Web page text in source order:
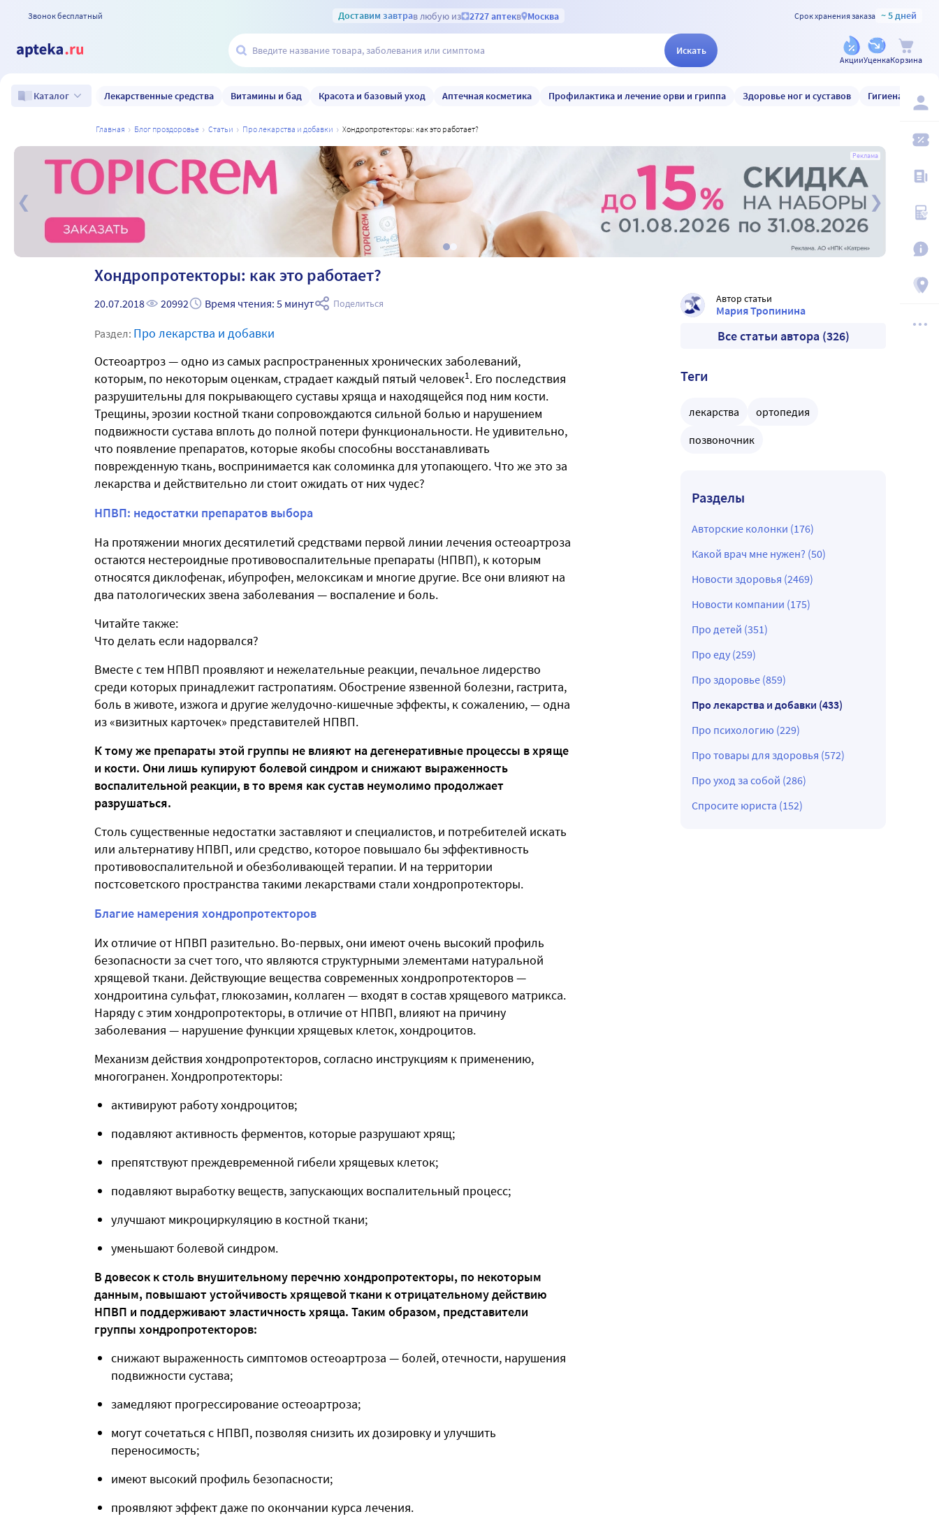
Звонок бесплатный Доставим завтрав любую из 2727 аптекв Москва Срок хранения заказа ~ 5 дней
Искать
АкцииУценкаКорзина
Каталог Лекарственные средства Витамины и бад Красота и базовый уход Аптечная косметика Профилактика и лечение орви и гриппа Здоровье ног и суставов Гигиена и уход
главная блог проздоровье статьи про лекарства и добавки хондропротекторы: как это работает?
Реклама
Хондропротекторы: как это работает?
20.07.2018 20992 Время чтения: 5 минут Поделиться
Раздел: Про лекарства и добавки
Остеоартроз — одно из самых распространенных хронических заболеваний,
которым, по некоторым оценкам, страдает каждый пятый человек1. Его последствия
разрушительны для покрывающего суставы хряща и находящейся под ним кости.
Трещины, эрозии костной ткани сопровождаются сильной болью и нарушением
подвижности сустава вплоть до полной потери функциональности. Не удивительно,
что появление препаратов, которые якобы способны восстанавливать
поврежденную ткань, воспринимается как соломинка для утопающего. Что же это за
лекарства и действительно ли стоит ожидать от них чудес?
НПВП: недостатки препаратов выбора
На протяжении многих десятилетий средствами первой линии лечения остеоартроза
остаются нестероидные противовоспалительные препараты (НПВП), к которым
относятся диклофенак, ибупрофен, мелоксикам и многие другие. Все они влияют на
два патологических звена заболевания — воспаление и боль.
Читайте также:
Что делать если надорвался?
Вместе с тем НПВП проявляют и нежелательные реакции, печальное лидерство
среди которых принадлежит гастропатиям. Обострение язвенной болезни, гастрита,
боль в животе, изжога и другие желудочно-кишечные эффекты, к сожалению, — одна
из «визитных карточек» представителей НПВП.
К тому же препараты этой группы не влияют на дегенеративные процессы в хряще
и кости. Они лишь купируют болевой синдром и снижают выраженность
воспалительной реакции, в то время как сустав неумолимо продолжает
разрушаться.
Столь существенные недостатки заставляют и специалистов, и потребителей искать
или альтернативу НПВП, или средство, которое повышало бы эффективность
противовоспалительной и обезболивающей терапии. И на территории
постсоветского пространства такими лекарствами стали хондропротекторы.
Благие намерения хондропротекторов
Их отличие от НПВП разительно. Во-первых, они имеют очень высокий профиль
безопасности за счет того, что являются структурными элементами натуральной
хрящевой ткани. Действующие вещества современных хондропротекторов —
хондроитина сульфат, глюкозамин, коллаген — входят в состав хрящевого матрикса.
Наряду с этим хондропротекторы, в отличие от НПВП, влияют на причину
заболевания — нарушение функции хрящевых клеток, хондроцитов.
Механизм действия хондропротекторов, согласно инструкциям к применению,
многогранен. Хондропротекторы:
активируют работу хондроцитов;
подавляют активность ферментов, которые разрушают хрящ;
препятствуют преждевременной гибели хрящевых клеток;
подавляют выработку веществ, запускающих воспалительный процесс;
улучшают микроциркуляцию в костной ткани;
уменьшают болевой синдром.
В довесок к столь внушительному перечню хондропротекторы, по некоторым
данным, повышают устойчивость хрящевой ткани к отрицательному действию
НПВП и поддерживают эластичность хряща. Таким образом, представители
группы хондропротекторов:
снижают выраженность симптомов остеоартроза — болей, отечности, нарушения
подвижности сустава;
замедляют прогрессирование остеоартроза;
могут сочетаться с НПВП, позволяя снизить их дозировку и улучшить
переносимость;
имеют высокий профиль безопасности;
проявляют эффект даже по окончании курса лечения.
Автор статьи
Мария Тропинина
Все статьи автора (326)
Теги
лекарства
ортопедия
позвоночник
Разделы
Авторские колонки (176)
Какой врач мне нужен? (50)
Новости здоровья (2469)
Новости компании (175)
Про детей (351)
Про еду (259)
Про здоровье (859)
Про лекарства и добавки (433)
Про психологию (229)
Про товары для здоровья (572)
Про уход за собой (286)
Спросите юриста (152)